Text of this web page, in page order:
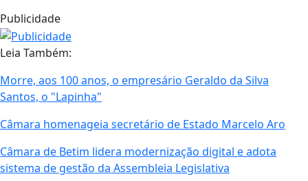
Publicidade
Leia Também:
Morre, aos 100 anos, o empresário Geraldo da Silva
Santos, o "Lapinha"
Câmara homenageia secretário de Estado Marcelo Aro
Câmara de Betim lidera modernização digital e adota
sistema de gestão da Assembleia Legislativa